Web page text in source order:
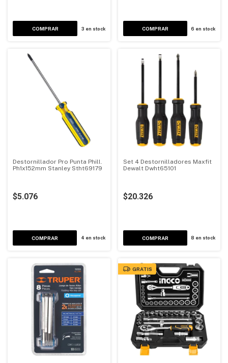
3 en stock 6 en stock
Destornillador Pro Punta Phill.
Ph1x152mm Stanley Stht69179
$5.076
4 en stock
Set 4 Destornilladores Maxfit
Dewalt Dwht65101
$20.326
8 en stock
GRATIS